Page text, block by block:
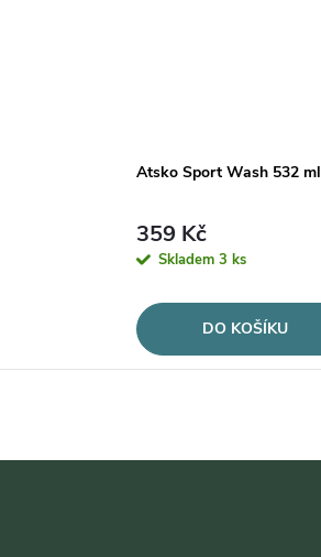
Atsko Sport Wash 532 ml
359 Kč
Skladem 3 ks
DO KOŠÍKU